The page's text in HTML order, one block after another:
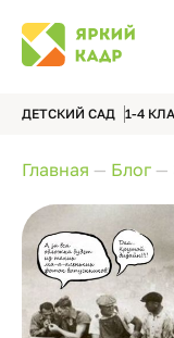
ДЕТСКИЙ САД 1-4
Главная — Блог —